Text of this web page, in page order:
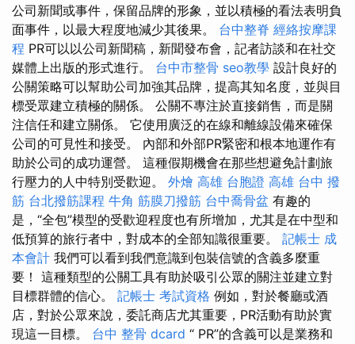
公司新聞或事件，保留品牌的形象，並以積極的看法表明負
面事件，以最大程度地減少其後果。 台中整脊 經絡按摩課
程 PR可以以公司新聞稿，新聞發布會，記者訪談和在社交
媒體上出版的形式進行。 台中市整骨 seo教學 設計良好的
公關策略可以幫助公司加強其品牌，提高其知名度，並與目
標受眾建立積極的關係。 公關不專注於直接銷售，而是關
注信任和建立關係。 它使用廣泛的在線和離線設備來確保
公司的可見性和接受。 內部和外部PR緊密和根本地運作有
助於公司的成功運營。 這種假期機會在那些想避免計劃旅
行壓力的人中特別受歡迎。 外燴 高雄 台胞證 高雄 台中 撥
筋 台北撥筋課程 牛角 筋膜刀撥筋 台中喬骨盆 有趣的
是，“全包”模型的受歡迎程度也有所增加，尤其是在中型和
低預算的旅行者中，對成本的全部知識很重要。 記帳士 成
本會計 我們可以看到我們意識到包裝信號的含義多麼重
要！ 這種類型的公關工具有助於吸引公眾的關注並建立對
目標群體的信心。 記帳士 考試資格 例如，對於餐廳或酒
店，對於公眾來說，委託商店尤其重要，PR活動有助於實
現這一目標。 台中 整骨 dcard “ PR”的含義可以是業務和